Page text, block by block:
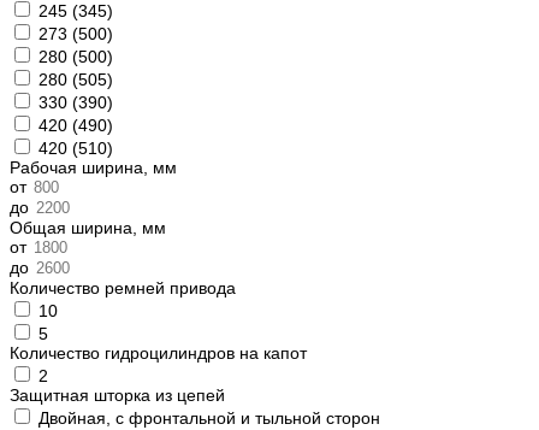
245 (345)
273 (500)
280 (500)
280 (505)
330 (390)
420 (490)
420 (510)
Рабочая ширина, мм
от
до
Общая ширина, мм
от
до
Количество ремней привода
10
5
Количество гидроцилиндров на капот
2
Защитная шторка из цепей
Двойная, с фронтальной и тыльной сторон